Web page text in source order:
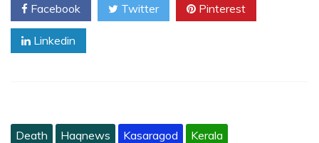
Facebook Twitter Pinterest
Linkedin
Death Haqnews Kasaragod Kerala